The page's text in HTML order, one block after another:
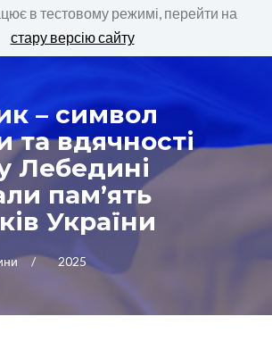
в тестовому режимі, перейти на
стару версію сайту
– символ
та вдячності
Лебедині
пам’ять
України
2025